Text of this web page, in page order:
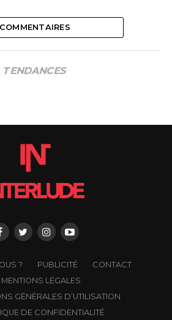
COMMENTAIRES
TENDANCES
? PUBLICITÉ
CONTACT
MENTIONS LÉGALES
GÉNÉRALES D’UTILISATION
DE CONFIDENTIALITÉ